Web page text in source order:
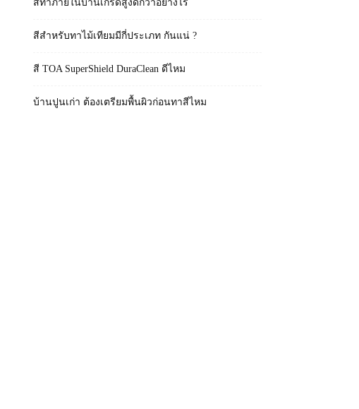
สีทาภายในบ้านเกรดสูงดีกว่าอย่างไร
สีสำหรับทาไม้เทียมมีกี่ประเภท กันแน่ ?
สี TOA SuperShield DuraClean ดีไหม
บ้านปูนเก่า ต้องเตรียมพื้นผิวก่อนทาสีไหม